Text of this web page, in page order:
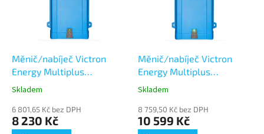
Měnič/nabíječ Victron
Energy Multiplus
12V/500VA/20A-16A
Skladem
6 801,65 Kč bez DPH
8 230 Kč
Měnič/nabíječ Victron
Energy Multiplus
12V/800VA/35A-16A
Skladem
8 759,50 Kč bez DPH
10 599 Kč